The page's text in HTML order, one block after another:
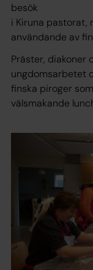
besök
i Kiruna pastorat,
användande av
Präster, diakoner
ungdomsarbetet
finska piroger
välsmakande